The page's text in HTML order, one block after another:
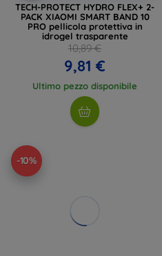
TECH-PROTECT HYDRO FLEX+ 2-
PACK XIAOMI SMART BAND 10
PRO pellicola protettiva in
idrogel trasparente
10,89 €
9,81 €
Ultimo pezzo disponibile
-10%